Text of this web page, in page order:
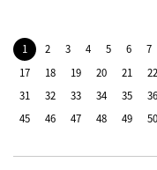
1 2 3 4 5 6 7
17
18 19 20 21 22
31
32 33 34 35 36
45
46 47 48 49 50